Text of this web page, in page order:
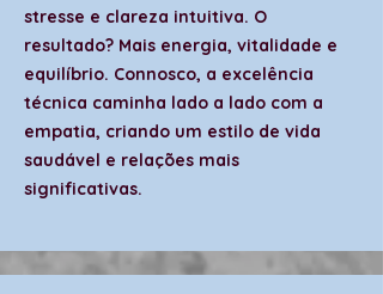
stresse e clareza intuitiva. O
resultado? Mais energia, vitalidade e
equilíbrio. Connosco, a excelência
técnica caminha lado a lado com a
empatia, criando um estilo de vida
saudável e relações mais
significativas.